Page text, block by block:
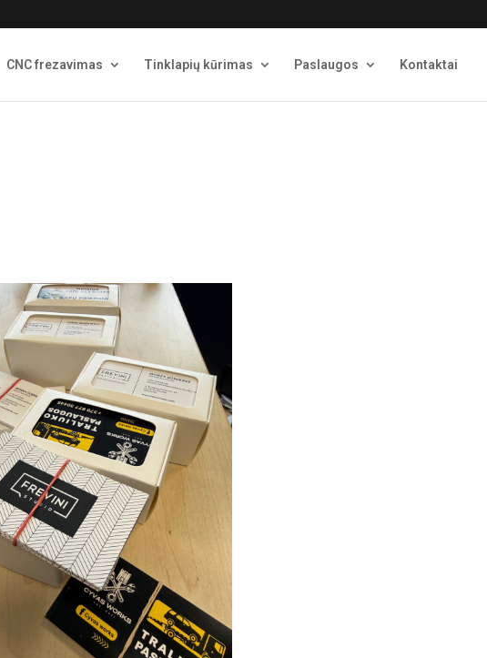
CNC frezavimas Tinklapių kūrimas Paslaugos Kontaktai